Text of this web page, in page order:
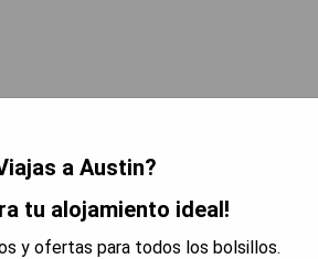
a Austin?
tu alojamiento ideal!
y ofertas para todos los bolsillos.